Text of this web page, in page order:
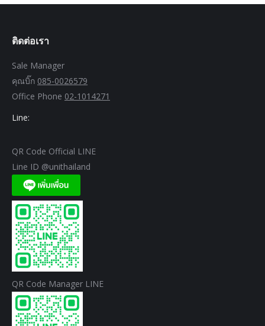
ติดต่อเรา
Sale Manager
คุณบิ๊ก 085-0026579
Office Phone 02-1014271
Line:
QR Code Official LINE
Line ID @unithailand
QR Code Manager LINE